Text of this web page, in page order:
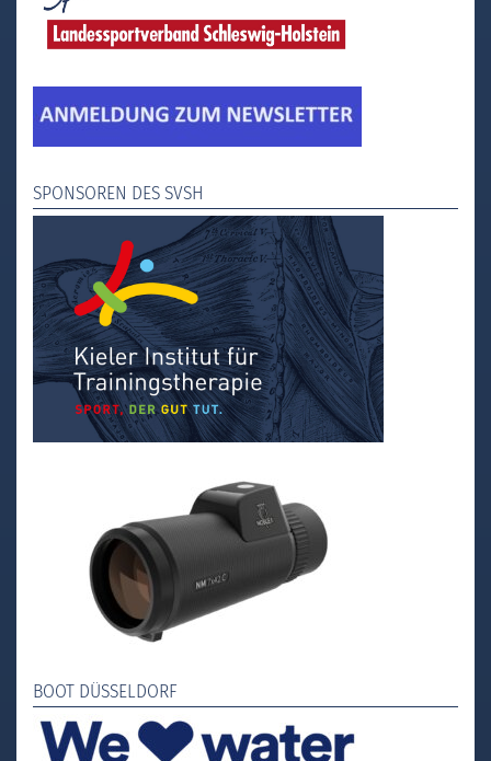
SPONSOREN DES SVSH
BOOT DÜSSELDORF